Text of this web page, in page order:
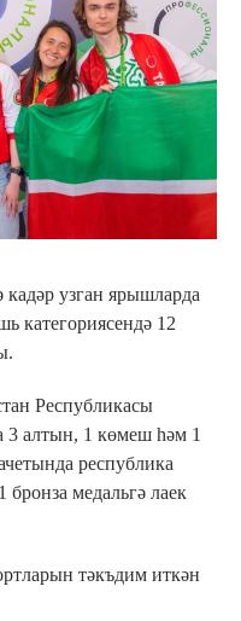
узган ярышларда
категориясендә 12
Республикасы
3 алтын, 1 көмеш һәм 1
республика
медальгә лаек
тәкъдим иткән